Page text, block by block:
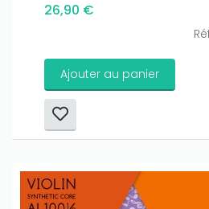
26,90 €
Ajouter au panier